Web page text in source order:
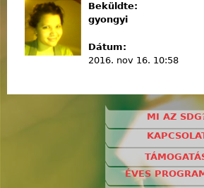
Beküldte:
gyongyi
Dátum:
2016. nov 16. 10:58
MI AZ
ÉVES